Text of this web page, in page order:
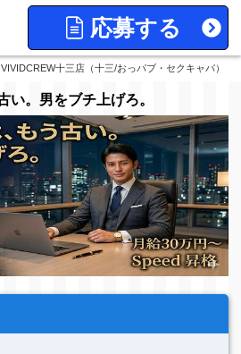
応募する
十三店（十三/おっパブ・セクキャバ）
い。男をブチ上げろ。